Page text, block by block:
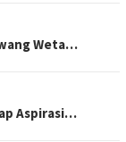
Weta…
Aspirasi…